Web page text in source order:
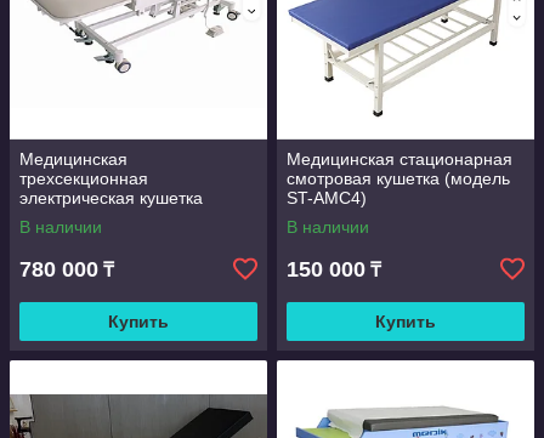
Медицинская
трехсекционная
электрическая кушетка
(модель KY-PD8411-1)
В наличии
780 000 ₸
Купить
Медицинская стационарная
смотровая кушетка (модель
ST-AMC4)
В наличии
150 000 ₸
Купить